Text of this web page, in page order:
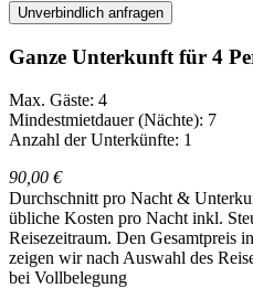
Unverbindlich anfragen
Ganze Unterkunft für 4
Max. Gäste: 4
Mindestmietdauer (Nächte): 7
Anzahl der Unterkünfte: 1
90,00 €
Durchschnitt pro Nacht &
übliche Kosten pro Nacht inkl.
Reisezeitraum. Den Gesamtpreis
zeigen wir nach Auswahl des
bei Vollbelegung